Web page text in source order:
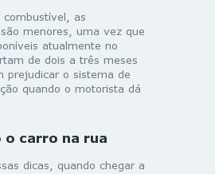
combustível, as
menores, uma vez que
atualmente no
de dois a três meses
prejudicar o sistema de
quando o motorista dá
o carro na rua
dicas, quando chegar a